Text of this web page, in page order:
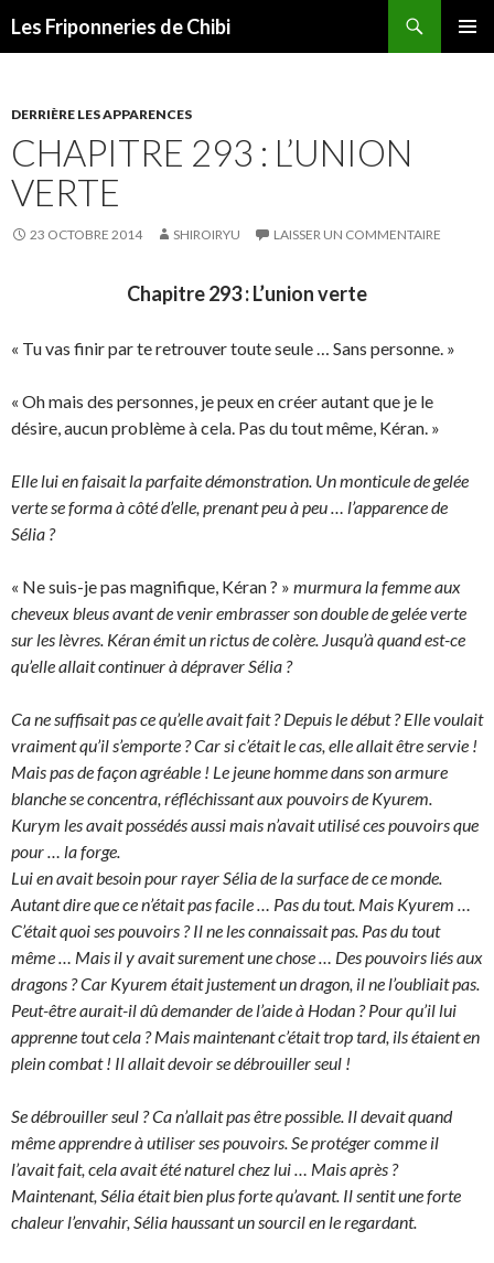
Les Friponneries de Chibi
DERRIÈRE LES APPARENCES
CHAPITRE 293 : L’UNION
VERTE
23 OCTOBRE 2014 SHIROIRYU LAISSER UN COMMENTAIRE
Chapitre 293 : L’union verte
« Tu vas finir par te retrouver toute seule … Sans personne. »
« Oh mais des personnes, je peux en créer autant que je le
désire, aucun problème à cela. Pas du tout même, Kéran. »
Elle lui en faisait la parfaite démonstration. Un monticule de gelée
verte se forma à côté d’elle, prenant peu à peu … l’apparence de
Sélia ?
« Ne suis-je pas magnifique, Kéran ? » murmura la femme aux
cheveux bleus avant de venir embrasser son double de gelée verte
sur les lèvres. Kéran émit un rictus de colère. Jusqu’à quand est-ce
qu’elle allait continuer à dépraver Sélia ?
Ca ne suffisait pas ce qu’elle avait fait ? Depuis le début ? Elle voulait
vraiment qu’il s’emporte ? Car si c’était le cas, elle allait être servie !
Mais pas de façon agréable ! Le jeune homme dans son armure
blanche se concentra, réfléchissant aux pouvoirs de Kyurem.
Kurym les avait possédés aussi mais n’avait utilisé ces pouvoirs que
pour … la forge.
Lui en avait besoin pour rayer Sélia de la surface de ce monde.
Autant dire que ce n’était pas facile … Pas du tout. Mais Kyurem …
C’était quoi ses pouvoirs ? Il ne les connaissait pas. Pas du tout
même … Mais il y avait surement une chose … Des pouvoirs liés aux
dragons ? Car Kyurem était justement un dragon, il ne l’oubliait pas.
Peut-être aurait-il dû demander de l’aide à Hodan ? Pour qu’il lui
apprenne tout cela ? Mais maintenant c’était trop tard, ils étaient en
plein combat ! Il allait devoir se débrouiller seul !
Se débrouiller seul ? Ca n’allait pas être possible. Il devait quand
même apprendre à utiliser ses pouvoirs. Se protéger comme il
l’avait fait, cela avait été naturel chez lui … Mais après ?
Maintenant, Sélia était bien plus forte qu’avant. Il sentit une forte
chaleur l’envahir, Sélia haussant un sourcil en le regardant.